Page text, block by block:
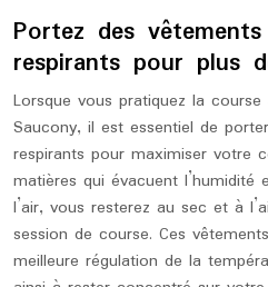
Portez des
respirants pour plus
Lorsque vous pratiquez la
Saucony, il est essentiel de
respirants pour maximiser votre
matières qui évacuent
l’air, vous resterez au sec et à
session de course. Ces
meilleure régulation de la